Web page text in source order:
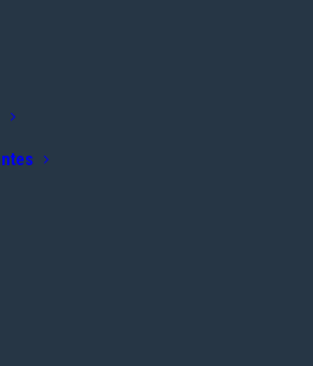
technologies
réellement les
?